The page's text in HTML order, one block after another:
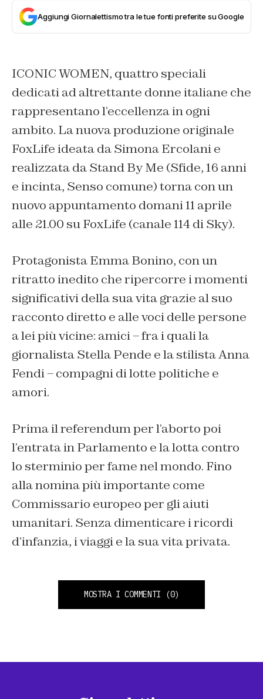
Aggiungi Giornalettismo tra le tue fonti preferite su Google
​​ICONIC WOMEN, ​quattro speciali
dedicati ad altrettante donne italiane che
rappresentano l’eccellenza in ogni
ambito. La nuova produzione originale
FoxLife ideata da Simona Ercolani e
realizzata da Stand By Me (Sfide, 16 anni
e incinta, Senso comune) torna con un
nuovo appuntamento domani 11 aprile
alle 21.00 su FoxLife (canale 114 di Sky).
Protagonista Emma Bonino, con un
ritratto inedito che ripercorre i momenti
significativi della sua vita grazie al suo
racconto diretto e alle voci delle persone
a lei più vicine: amici – fra i quali la
giornalista Stella Pende e la stilista Anna
Fendi – compagni di lotte politiche e
amori.
Prima il referendum per l’aborto poi
l’entrata in Parlamento e la lotta contro
lo sterminio per fame nel mondo. Fino
alla nomina più importante come
Commissario europeo per gli aiuti
umanitari. Senza dimenticare i ricordi
d’infanzia, i viaggi e la sua vita privata.
MOSTRA I COMMENTI (0)